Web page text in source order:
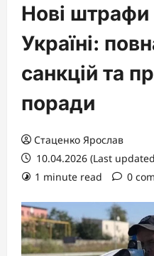
Нові
Україні:
санкцій та
поради
Стаценко Ярослав
10.04.2026 (Last
1 minute read
0